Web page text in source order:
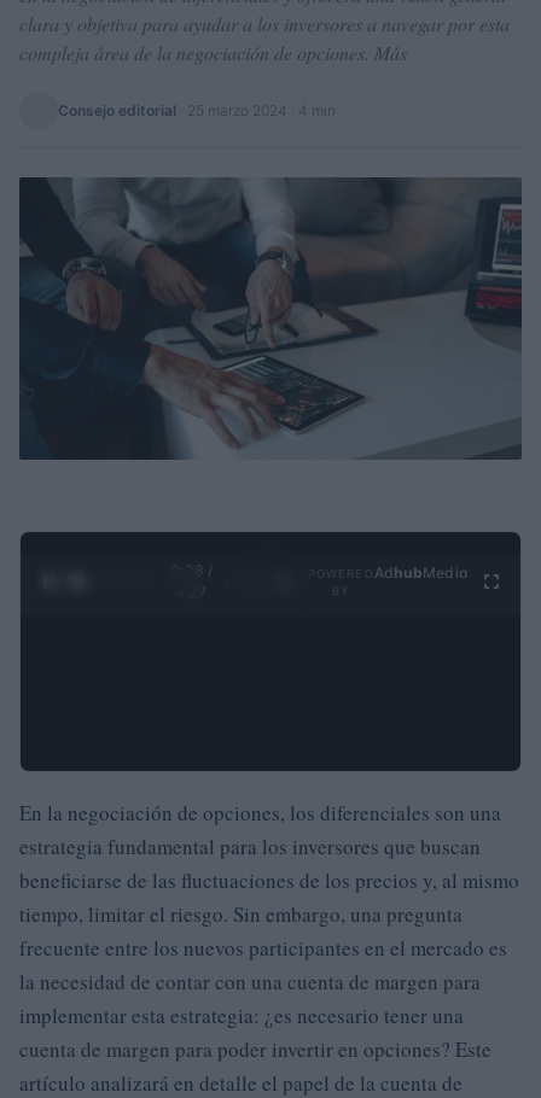
clara y objetiva para ayudar a los inversores a navegar por esta
compleja área de la negociación de opciones. Más
Consejo editorial 25 marzo 2024 · 4 min
0:29 /
4:27
Ad hubMedia
En la negociación de opciones, los diferenciales son una
estrategia fundamental para los inversores que buscan
beneficiarse de las fluctuaciones de los precios y, al mismo
tiempo, limitar el riesgo. Sin embargo, una pregunta
frecuente entre los nuevos participantes en el mercado es
la necesidad de contar con una cuenta de margen para
implementar esta estrategia: ¿es necesario tener una
cuenta de margen para poder invertir en opciones? Este
artículo analizará en detalle el papel de la cuenta de